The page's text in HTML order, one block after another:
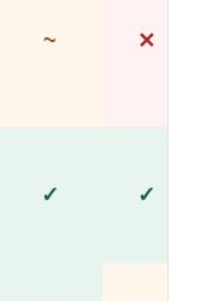
~ ✕
✓ ✓